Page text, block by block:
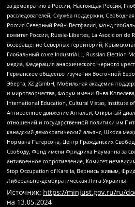
за демократию в России, Настоящая Россия,
расследователей, Служба поддержки,
Россия Северный Рейн-Вестфалия, Фонд
комитет России, Russie-Libertes, La Asocicion de
возвращение Северных территорий,
Глобальный союз IndustriALL, Russian Election
медиа, Федерация анархического черного
Германское общество изучения Восточной
Эберта, XZ gGmbH, Мобильная академия
и миротворчества, Форум имени Льва
International Education, Cultural Vistas, Institute
Антивоенное движение Антальи, Открытый
отношений и государственной политики им
канадский демократический альянс, Школа
Нормана Патерсона, Центр Гражданских
Свободу, Фонд имени Фридриха Науманна за
антивоенное сопротивление, Комитет
Stop Occupation of Karelia, Вернись живым,
Либерально-демократическая Лига Украины
Источник: https://minjust.gov.ru/ru/
на 13.05.2024